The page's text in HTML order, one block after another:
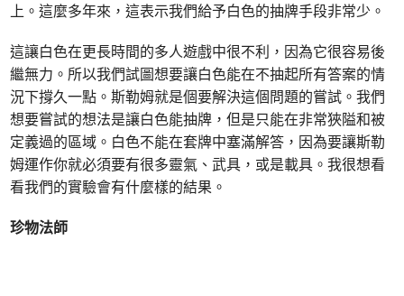
上。這麼多年來，這表示我們給予白色的抽牌手段非常少。
這讓白色在更長時間的多人遊戲中很不利，因為它很容易後
繼無力。所以我們試圖想要讓白色能在不抽起所有答案的情
況下撐久一點。斯勒姆就是個要解決這個問題的嘗試。我們
想要嘗試的想法是讓白色能抽牌，但是只能在非常狹隘和被
定義過的區域。白色不能在套牌中塞滿解答，因為要讓斯勒
姆運作你就必須要有很多靈氣、武具，或是載具。我很想看
看我們的實驗會有什麼樣的結果。
珍物法師